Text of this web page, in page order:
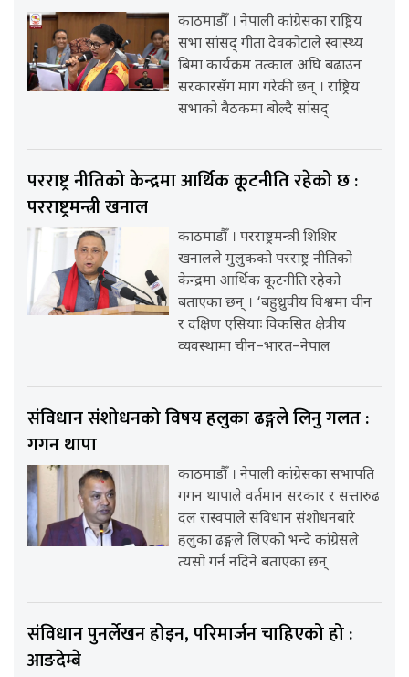
काठमाडौँ । नेपाली कांग्रेसका राष्ट्रिय
सभा सांसद् गीता देवकोटाले स्वास्थ्य
बिमा कार्यक्रम तत्काल अघि बढाउन
सरकारसँग माग गरेकी छन् । राष्ट्रिय
सभाको बैठकमा बोल्दै सांसद्
परराष्ट्र नीतिको केन्द्रमा आर्थिक कूटनीति रहेको छ :
परराष्ट्रमन्त्री खनाल
काठमाडौँ । परराष्ट्रमन्त्री शिशिर
खनालले मुलुकको परराष्ट्र नीतिको
केन्द्रमा आर्थिक कूटनीति रहेको
बताएका छन् । ‘बहुध्रुवीय विश्वमा चीन
र दक्षिण एसियाः विकसित क्षेत्रीय
व्यवस्थामा चीन–भारत–नेपाल
संविधान संशोधनको विषय हलुका ढङ्गले लिनु गलत :
गगन थापा
काठमाडौँ । नेपाली कांग्रेसका सभापति
गगन थापाले वर्तमान सरकार र सत्तारुढ
दल रास्वपाले संविधान संशोधनबारे
हलुका ढङ्गले लिएको भन्दै कांग्रेसले
त्यसो गर्न नदिने बताएका छन्
संविधान पुनर्लेखन होइन, परिमार्जन चाहिएको हो :
आङदेम्बे